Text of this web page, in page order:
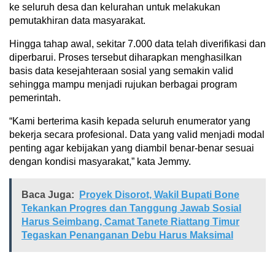
ke seluruh desa dan kelurahan untuk melakukan
pemutakhiran data masyarakat.
Hingga tahap awal, sekitar 7.000 data telah diverifikasi dan
diperbarui. Proses tersebut diharapkan menghasilkan
basis data kesejahteraan sosial yang semakin valid
sehingga mampu menjadi rujukan berbagai program
pemerintah.
“Kami berterima kasih kepada seluruh enumerator yang
bekerja secara profesional. Data yang valid menjadi modal
penting agar kebijakan yang diambil benar-benar sesuai
dengan kondisi masyarakat,” kata Jemmy.
Baca Juga:
Proyek Disorot, Wakil Bupati Bone
Tekankan Progres dan Tanggung Jawab Sosial
Harus Seimbang, Camat Tanete Riattang Timur
Tegaskan Penanganan Debu Harus Maksimal